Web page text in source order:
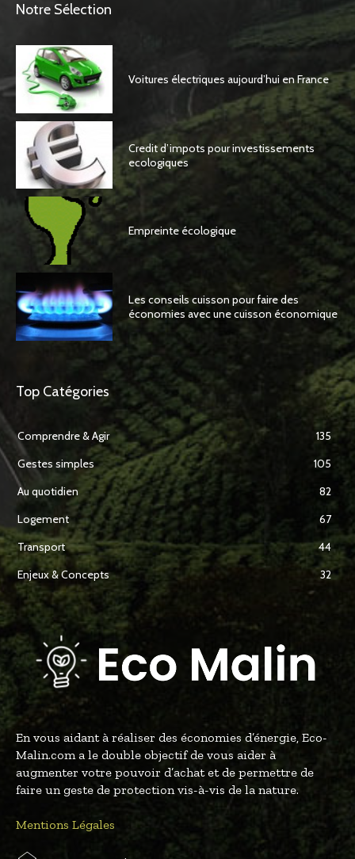
Notre Sélection
Voitures électriques aujourd’hui en France
Credit d’impots pour investissements
ecologiques
Empreinte écologique
Les conseils cuisson pour faire des
économies avec une cuisson économique
Top Catégories
Comprendre & Agir
135
Gestes simples
105
Au quotidien
82
Logement
67
Transport
44
Enjeux & Concepts
32
En vous aidant à réaliser des économies d’énergie, Eco-
Malin.com a le double objectif de vous aider à
augmenter votre pouvoir d’achat et de permettre de
faire un geste de protection vis-à-vis de la nature.
Mentions Légales